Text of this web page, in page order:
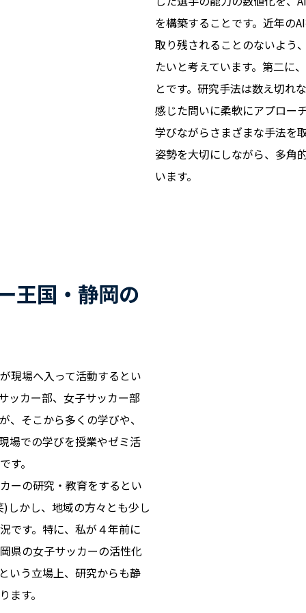
を構築することです。近年の
取り残されることのないよう
たいと考えています。第二に
とです。研究手法は数え切れ
感じた問いに柔軟にアプロー
学びながらさまざまな手法を
姿勢を大切にしながら、多角
います。
王国・静岡の
現場へ入って活動するとい
ッカー部、女子サッカー部
、そこから多くの学びや、
場での学びを授業やゼミ活
す。
ーの研究・教育をするとい
しかし、地域の方々とも少し
です。特に、私が４年前に
県の女子サッカーの活性化
いう立場上、研究からも静
す。